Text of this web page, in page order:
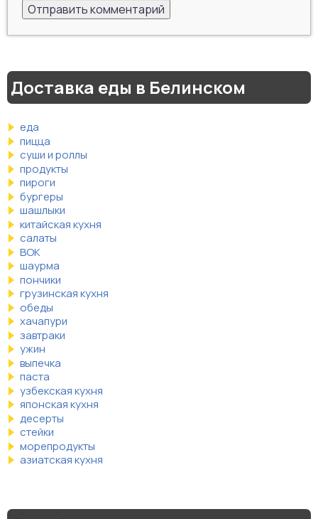
Доставка еды в Белинском
еда
пицца
суши и роллы
продукты
пироги
бургеры
шашлыки
китайская кухня
салаты
ВОК
шаурма
пончики
грузинская кухня
обеды
хачапури
завтраки
ужин
выпечка
паста
узбекская кухня
японская кухня
десерты
стейки
морепродукты
азиатская кухня